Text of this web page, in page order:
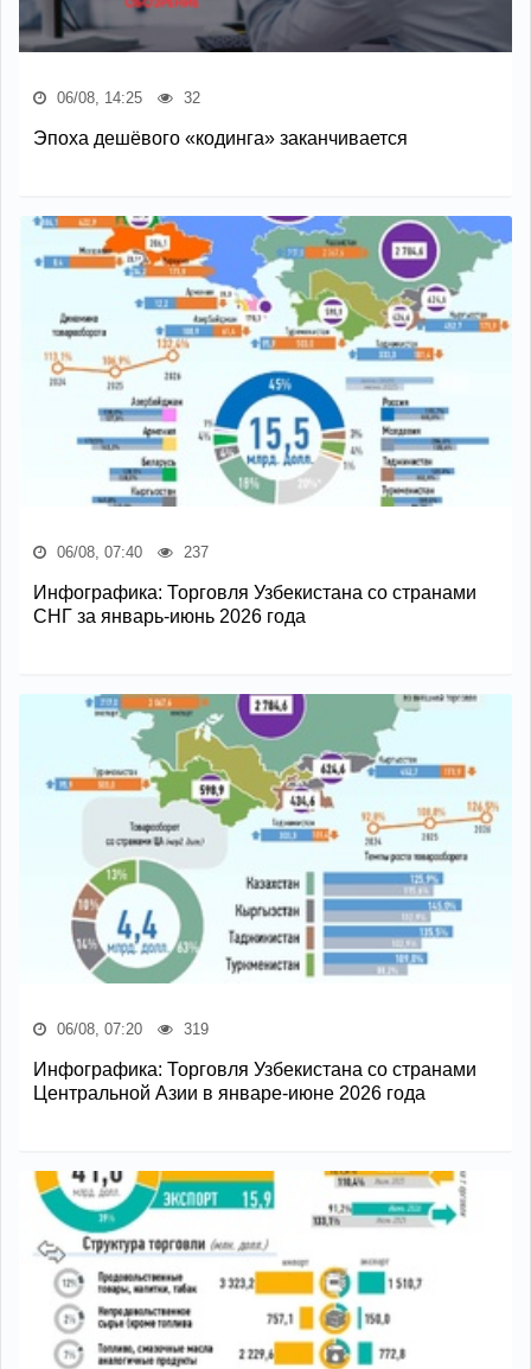
06/08, 14:25 32
Эпоха дешёвого «кодинга» заканчивается
06/08, 07:40 237
Инфографика: Торговля Узбекистана со странами
СНГ за январь-июнь 2026 года
06/08, 07:20 319
Инфографика: Торговля Узбекистана со странами
Центральной Азии в январе-июне 2026 года